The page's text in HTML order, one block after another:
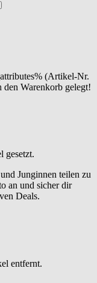
(Artikel-Nr.
Warenkorb gelegt!
gesetzt.
Junginnen teilen zu
an und sicher dir
Deals.
entfernt.